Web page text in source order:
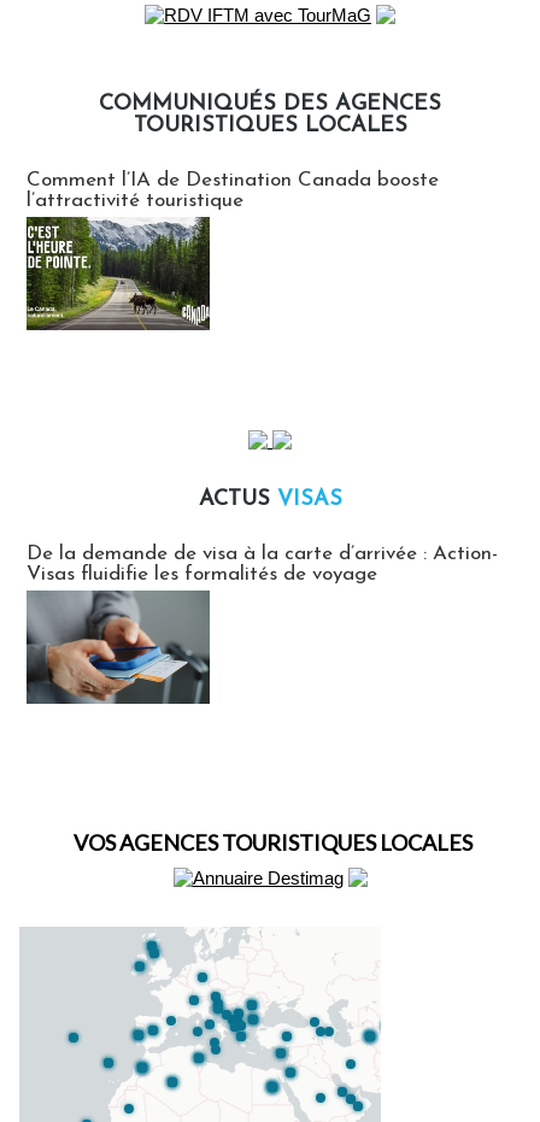
COMMUNIQUÉS DES AGENCES
TOURISTIQUES LOCALES
Comment l’IA de Destination Canada booste
l’attractivité touristique
ACTUS VISAS
De la demande de visa à la carte d’arrivée : Action-
Visas fluidifie les formalités de voyage
VOS AGENCES TOURISTIQUES LOCALES